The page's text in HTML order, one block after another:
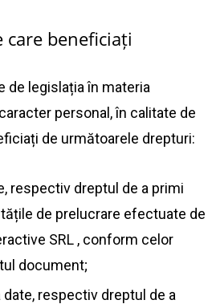
care beneficiați
de legislația în materia
personal, în calitate de
de următoarele drepturi:
respectiv dreptul de a primi
de prelucrare efectuate de
SRL , conform celor
document;
respectiv dreptul de a